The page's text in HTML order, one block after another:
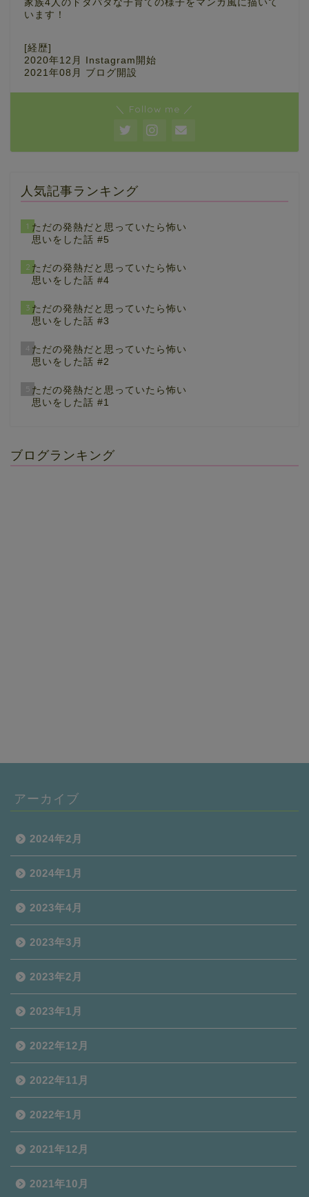
家族4人のドタバタな子育ての様子をマンガ風に描いて
います！
[経歴]
2020年12月 Instagram開始
2021年08月 ブログ開設
＼ Follow me ／
人気記事ランキング
1 ただの発熱だと思っていたら怖い
思いをした話 #5
2 ただの発熱だと思っていたら怖い
思いをした話 #4
3 ただの発熱だと思っていたら怖い
思いをした話 #3
4 ただの発熱だと思っていたら怖い
思いをした話 #2
ただの発熱だと思っていたら怖い
思いをした話 #1
ブログランキング
アーカイブ
2024年2月
2024年1月
2023年4月
2023年3月
2023年2月
2023年1月
2022年12月
2022年11月
2022年1月
2021年12月
2021年10月